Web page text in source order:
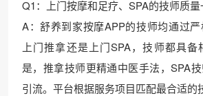
Q1：上门按摩和足疗、SPA的技师质量
A：舒养到家按摩APP的技师均通过
上门推拿还是上门SPA，技师都具
是，推拿技师更精通中医手法，SPA
引流。平台根据服务项目匹配最合适的